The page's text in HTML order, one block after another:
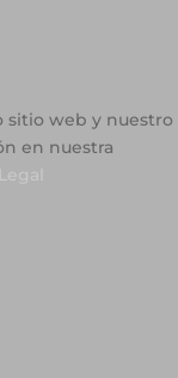
sitio web y nuestro
en nuestra